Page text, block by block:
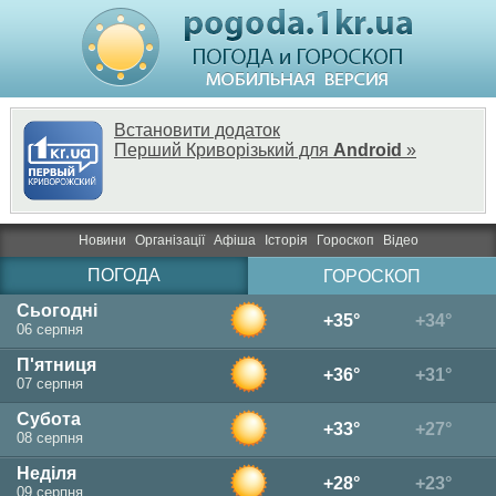
Встановити додаток
Перший Криворізький для Android »
Новини Організації Афіша Історія Гороскоп Відео
ПОГОДА
ГОРОСКОП
Сьогодні
+35° +34°
06 серпня
П'ятниця
+36° +31°
07 серпня
Субота
+33° +27°
08 серпня
Неділя
+28° +23°
09 серпня